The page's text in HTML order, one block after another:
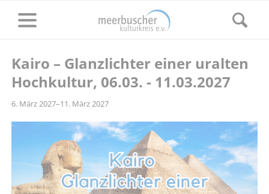
Kairo – Glanzlichter einer uralten
Hochkultur, 06.03. - 11.03.2027
6. März 2027–11. März 2027